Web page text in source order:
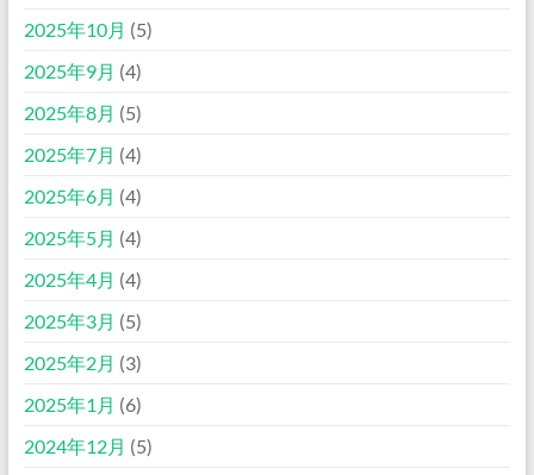
2025年10月 (5)
2025年9月 (4)
2025年8月 (5)
2025年7月 (4)
2025年6月 (4)
2025年5月 (4)
2025年4月 (4)
2025年3月 (5)
2025年2月 (3)
2025年1月 (6)
2024年12月 (5)